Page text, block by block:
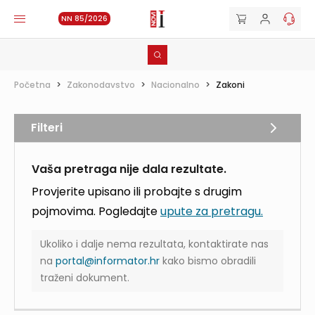
NN 85/2026
Početna > Zakonodavstvo > Nacionalno > Zakoni
Vaša pretraga nije dala rezultate.
Provjerite upisano ili probajte s drugim
pojmovima. Pogledajteupute za pretragu.
Ukoliko i dalje nema rezultata, kontaktirate nas
na portal@informator.hr kako bismo obradili
traženi dokument.
Filteri